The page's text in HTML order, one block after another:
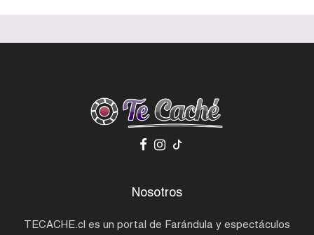
Nosotros
TECACHE.cl es un portal de Farándula y espectáculos